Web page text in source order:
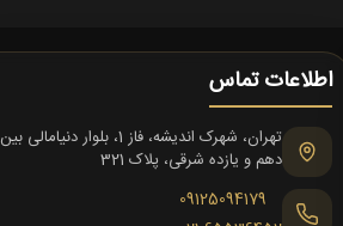
اطلاعات تماس
تهران، شهرک اندیشه، فاز 1، بلوار دنیامالی بین
دهم و یازده شرقی، پلاک 321
09125094179